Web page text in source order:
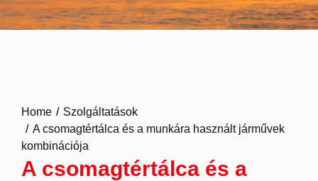
Home
Szolgáltatások
A csomagtértálca és a munkára használt járművek
kombinációja
A csomagtértálca és a